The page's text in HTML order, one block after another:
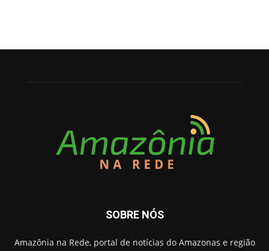
SOBRE NÓS
Amazônia na Rede, portal de notícias do Amazonas e região